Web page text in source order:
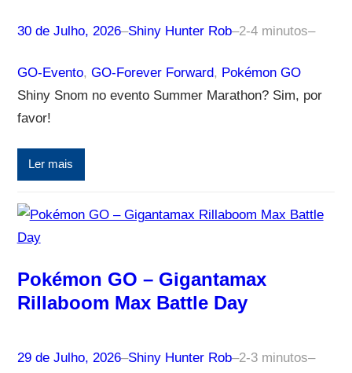
30 de Julho, 2026–Shiny Hunter Rob–2-4 minutos–
GO-Evento, GO-Forever Forward, Pokémon GO
Shiny Snom no evento Summer Marathon? Sim, por
favor!
Ler mais
Pokémon GO – Gigantamax
Rillaboom Max Battle Day
29 de Julho, 2026–Shiny Hunter Rob–2-3 minutos–